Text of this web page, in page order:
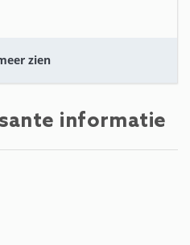
Unidos)
achtergelaten in
zien
informatie